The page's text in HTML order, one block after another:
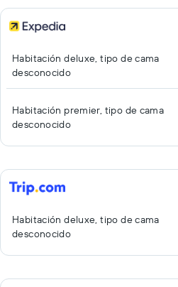
Habitación deluxe, tipo de cama
desconocido
Habitación premier, tipo de cama
desconocido
Habitación deluxe, tipo de cama
desconocido